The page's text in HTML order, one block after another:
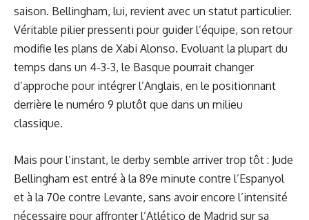
saison. Bellingham, lui, revient avec un statut particulier.
Véritable pilier pressenti pour guider l’équipe, son retour
modifie les plans de Xabi Alonso. Evoluant la plupart du
temps dans un 4-3-3, le Basque pourrait changer
d’approche pour intégrer l’Anglais, en le positionnant
derrière le numéro 9 plutôt que dans un milieu
classique.
Mais pour l’instant, le derby semble arriver trop tôt : Jude
Bellingham est entré à la 89e minute contre l’Espanyol
et à la 70e contre Levante, sans avoir encore l’intensité
nécessaire pour affronter l’Atlético de Madrid sur sa